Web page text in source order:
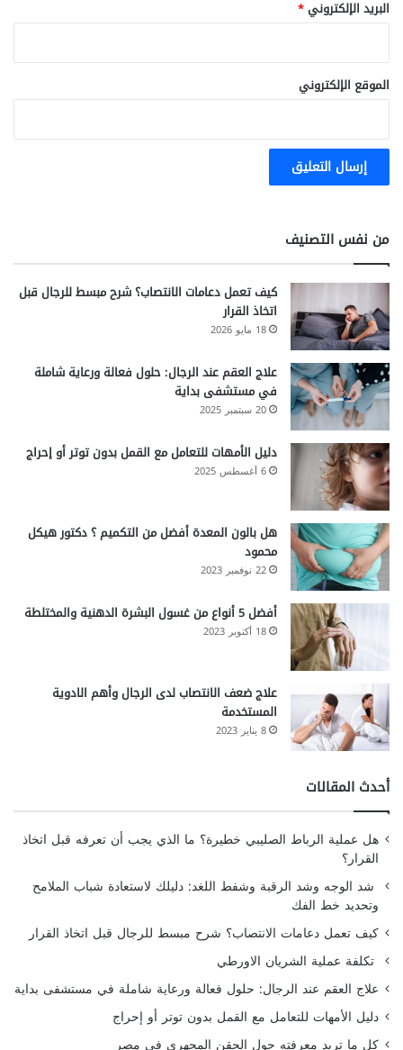
البريد الإلكتروني*
الموقع الإلكتروني
من نفس التصنيف
كيف تعمل دعامات الانتصاب؟ شرح مبسط للرجال قبل
اتخاذ القرار
18 مايو 2026
علاج العقم عند الرجال: حلول فعالة ورعاية شاملة
في مستشفى بداية
20 سبتمبر 2025
دليل الأمهات للتعامل مع القمل بدون توتر أو إحراج
6 أغسطس 2025
هل بالون المعدة أفضل من التكميم ؟ دكتور هيكل
محمود
22 نوفمبر 2023
أفضل 5 أنواع من غسول البشرة الدهنية والمختلطة
18 أكتوبر 2023
علاج ضعف الانتصاب لدى الرجال وأهم الادوية
المستخدمة
8 يناير 2023
أحدث المقالات
هل عملية الرباط الصليبي خطيرة؟ ما الذي يجب أن تعرفه قبل اتخاذ
القرار؟
شد الوجه وشد الرقبة وشفط اللغد: دليلك لاستعادة شباب الملامح
وتحديد خط الفك
كيف تعمل دعامات الانتصاب؟ شرح مبسط للرجال قبل اتخاذ القرار
تكلفة عملية الشريان الاورطي
علاج العقم عند الرجال: حلول فعالة ورعاية شاملة في مستشفى بداية
دليل الأمهات للتعامل مع القمل بدون توتر أو إحراج
كل ما تريد معرفته حول الحقن المجهري في مصر